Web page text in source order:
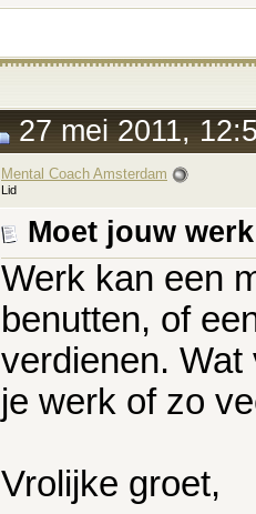
27 mei 2011,
Mental Coach Amsterdam
Lid
Moet jouw
Werk kan een
benutten, of
verdienen.
je werk of zo
Vrolijke groet,